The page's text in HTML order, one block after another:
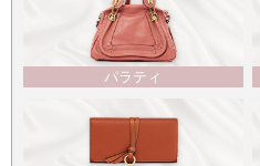
パラティ